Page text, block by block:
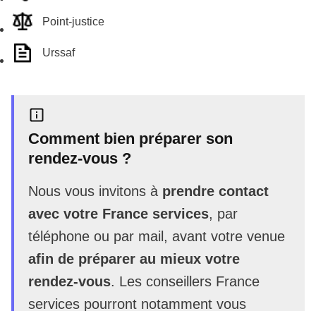
Point-justice
Urssaf
Comment bien préparer son
rendez-vous ?
Nous vous invitons à prendre contact
avec votre France services, par
téléphone ou par mail, avant votre venue
afin de préparer au mieux votre
rendez-vous. Les conseillers France
services pourront notamment vous